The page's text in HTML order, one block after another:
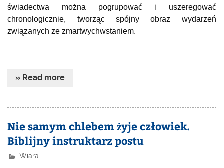
świadectwa można pogrupować i uszeregować
chronologicznie, tworząc spójny obraz wydarzeń
związanych ze zmartwychwstaniem.
» Read more
Nie samym chlebem żyje człowiek.
Biblijny instruktarz postu
Wiara